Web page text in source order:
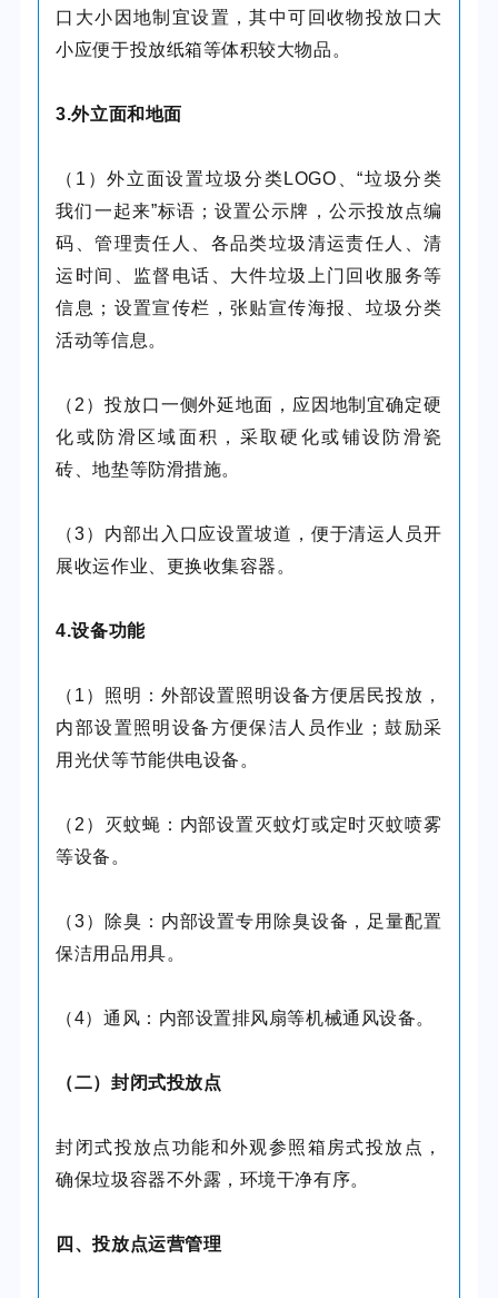
口大小因地制宜设置，其中可回收物投放口大
小应便于投放纸箱等体积较大物品。
3.外立面和地面
（1）外立面设置垃圾分类LOGO、“垃圾分类
我们一起来”标语；设置公示牌，公示投放点编
码、管理责任人、各品类垃圾清运责任人、清
运时间、监督电话、大件垃圾上门回收服务等
信息；设置宣传栏，张贴宣传海报、垃圾分类
活动等信息。
（2）投放口一侧外延地面，应因地制宜确定硬
化或防滑区域面积，采取硬化或铺设防滑瓷
砖、地垫等防滑措施。
（3）内部出入口应设置坡道，便于清运人员开
展收运作业、更换收集容器。
4.设备功能
（1）照明：外部设置照明设备方便居民投放，
内部设置照明设备方便保洁人员作业；鼓励采
用光伏等节能供电设备。
（2）灭蚊蝇：内部设置灭蚊灯或定时灭蚊喷雾
等设备。
（3）除臭：内部设置专用除臭设备，足量配置
保洁用品用具。
（4）通风：内部设置排风扇等机械通风设备。
（二）封闭式投放点
封闭式投放点功能和外观参照箱房式投放点，
确保垃圾容器不外露，环境干净有序。
四、投放点运营管理